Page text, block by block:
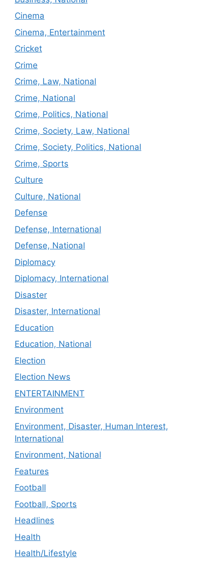
Cinema
Cinema, Entertainment
Cricket
Crime
Crime, Law, National
Crime, National
Crime, Politics, National
Crime, Society, Law, National
Crime, Society, Politics, National
Crime, Sports
Culture
Culture, National
Defense
Defense, International
Defense, National
Diplomacy
Diplomacy, International
Disaster
Disaster, International
Education
Education, National
Election
Election News
ENTERTAINMENT
Environment
Environment, Disaster, Human Interest,
International
Environment, National
Features
Football
Football, Sports
Headlines
Health
Health/Lifestyle